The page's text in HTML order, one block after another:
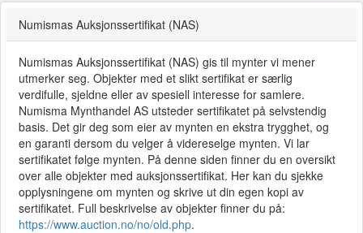
Numismas Auksjonssertifikat (NAS)
Numismas Auksjonssertifikat (NAS) gis til mynter vi mener
utmerker seg. Objekter med et slikt sertifikat er særlig
verdifulle, sjeldne eller av spesiell interesse for samlere.
Numisma Mynthandel AS utsteder sertifikatet på selvstendig
basis. Det gir deg som eier av mynten en ekstra trygghet, og
en garanti dersom du velger å videreselge mynten. Vi lar
sertifikatet følge mynten. På denne siden finner du en oversikt
over alle objekter med auksjonssertifikat. Her kan du sjekke
opplysningene om mynten og skrive ut din egen kopi av
sertifikatet. Full beskrivelse av objekter finner du på:
https://www.auction.no/no/old.php.